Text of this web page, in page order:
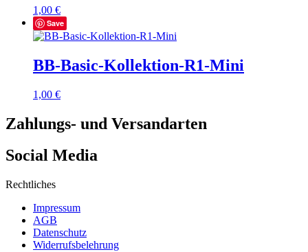
1,00 €
Save
BB-Basic-Kollektion-R1-Mini
1,00 €
Zahlungs- und Versandarten
Social Media
Rechtliches
Impressum
AGB
Datenschutz
Widerrufsbelehrung